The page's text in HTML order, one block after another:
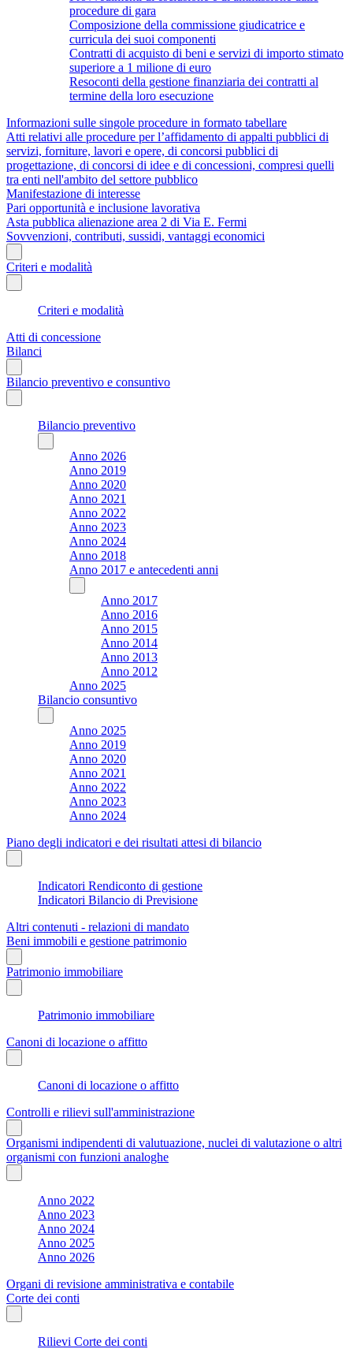
procedure di gara
Composizione della commissione giudicatrice e
curricula dei suoi componenti
Contratti di acquisto di beni e servizi di importo stimato
superiore a 1 milione di euro
Resoconti della gestione finanziaria dei contratti al
termine della loro esecuzione
Informazioni sulle singole procedure in formato tabellare
Atti relativi alle procedure per l’affidamento di appalti pubblici di
servizi, forniture, lavori e opere, di concorsi pubblici di
progettazione, di concorsi di idee e di concessioni, compresi quelli
tra enti nell'ambito del settore pubblico
Manifestazione di interesse
Pari opportunità e inclusione lavorativa
Asta pubblica alienazione area 2 di Via E. Fermi
Sovvenzioni, contributi, sussidi, vantaggi economici
Criteri e modalità
Criteri e modalità
Atti di concessione
Bilanci
Bilancio preventivo e consuntivo
Bilancio preventivo
Anno 2026
Anno 2019
Anno 2020
Anno 2021
Anno 2022
Anno 2023
Anno 2024
Anno 2018
Anno 2017 e antecedenti anni
Anno 2017
Anno 2016
Anno 2015
Anno 2014
Anno 2013
Anno 2012
Anno 2025
Bilancio consuntivo
Anno 2025
Anno 2019
Anno 2020
Anno 2021
Anno 2022
Anno 2023
Anno 2024
Piano degli indicatori e dei risultati attesi di bilancio
Indicatori Rendiconto di gestione
Indicatori Bilancio di Previsione
Altri contenuti - relazioni di mandato
Beni immobili e gestione patrimonio
Patrimonio immobiliare
Patrimonio immobiliare
Canoni di locazione o affitto
Canoni di locazione o affitto
Controlli e rilievi sull'amministrazione
Organismi indipendenti di valutuazione, nuclei di valutazione o altri
organismi con funzioni analoghe
Anno 2022
Anno 2023
Anno 2024
Anno 2025
Anno 2026
Organi di revisione amministrativa e contabile
Corte dei conti
Rilievi Corte dei conti